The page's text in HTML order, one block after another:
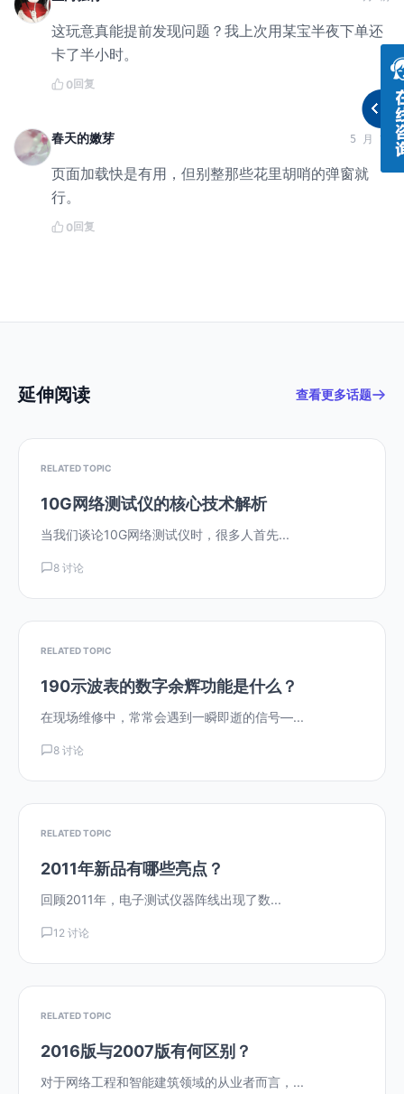
这玩意真能提前发现问题？我上次用某宝半夜下单还
卡了半小时。
0 回复
春天的嫩芽 5 月 前
页面加载快是有用，但别整那些花里胡哨的弹窗就
行。
0 回复
延伸阅读 查看更多话题
RELATED TOPIC
10G网络测试仪的核心技术解析
当我们谈论10G网络测试仪时，很多人首先...
8 讨论
RELATED TOPIC
190示波表的数字余辉功能是什么？
在现场维修中，常常会遇到一瞬即逝的信号—...
8 讨论
RELATED TOPIC
2011年新品有哪些亮点？
回顾2011年，电子测试仪器阵线出现了数...
12 讨论
RELATED TOPIC
2016版与2007版有何区别？
对于网络工程和智能建筑领域的从业者而言，...